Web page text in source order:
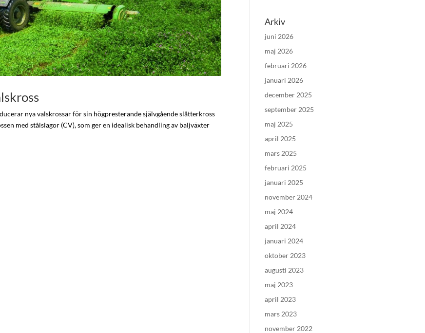
nya valskrossar för sin högpresterande självgående slåtterkross
med stålslagor (CV), som ger en idealisk behandling av baljväxter
Arkiv
juni 2026
maj 2026
februari 2026
januari 2026
december 2025
september 2025
maj 2025
april 2025
mars 2025
februari 2025
januari 2025
november 2024
maj 2024
april 2024
januari 2024
oktober 2023
augusti 2023
maj 2023
april 2023
mars 2023
november 2022